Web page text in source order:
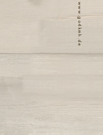
www.go4kmh.de